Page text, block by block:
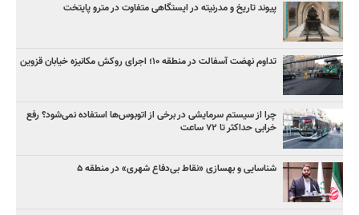
پیوند تاریخ و مدرنیته در ایستگاهی متفاوت در مترو پایتخت
تداوم نهضت آسفالت در منطقه ۱۰؛ اجرای روکش مکانیزه خیابان قزوین
چرا از سیستم سرمایشی در برخی از اتوبوس‌ها استفاده نمی‌شود؟ رفع
خرابی حداکثر تا ۷۲ ساعت
شناسایی و بهسازی «نقاط بی‌دفاع شهری» در منطقه ۵